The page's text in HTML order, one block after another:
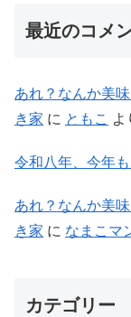
最近のコメ
あれ？なんか美
き家 に ともこ よ
令和八年、今年
あれ？なんか美
き家 に なまこマ
カテゴリー